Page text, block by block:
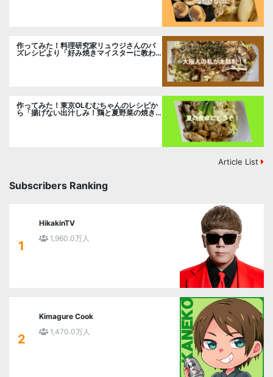
作ってみた！料理研究家リュウジさんのバ
ズレシピより「好み焼きマイスターに教わ
るお好み焼」に挑戦。
作ってみた！東京OLむむちゃんのレシピか
ら「揚げない出汁しみ！鶏と夏野菜の焼き
Article List
Subscribers Ranking
1
HikakinTV
1,960.0万人
2
Kimagure Cook
1,470.0万人